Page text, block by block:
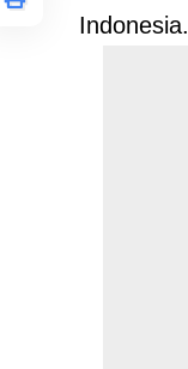
Indonesia.